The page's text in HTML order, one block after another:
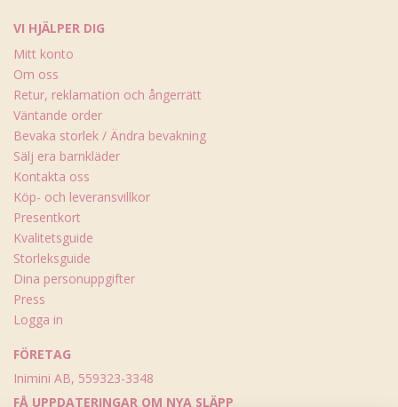
VI HJÄLPER DIG
Mitt konto
Om oss
Retur, reklamation och ångerrätt
Väntande order
Bevaka storlek / Ändra bevakning
Sälj era barnkläder
Kontakta oss
Köp- och leveransvillkor
Presentkort
Kvalitetsguide
Storleksguide
Dina personuppgifter
Press
Logga in
FÖRETAG
Inimini AB, 559323-3348
FÅ UPPDATERINGAR OM NYA SLÄPP